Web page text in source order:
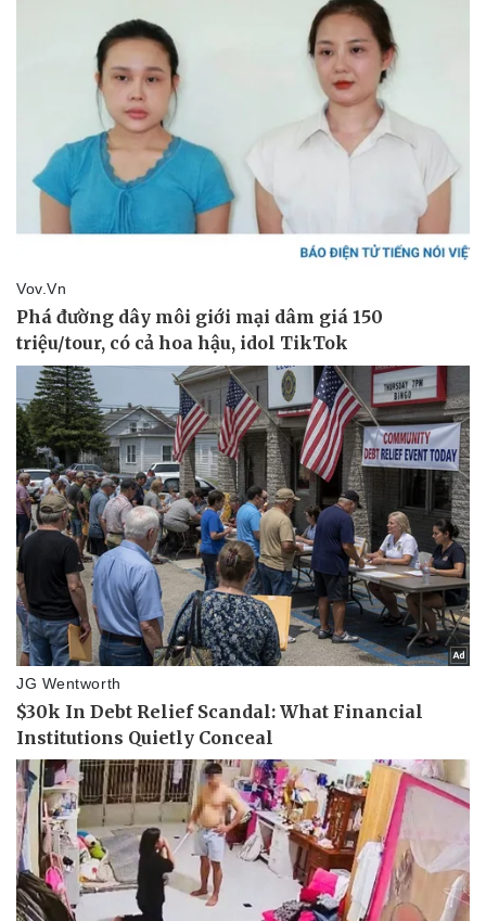
Thể thao
Bóng đá
Lịch thi đấu bóng đá
Thế giới thể thao
eSports
Hậu trường
Ô tô - Xe máy
Ô tô
Xe máy
Tư vấn